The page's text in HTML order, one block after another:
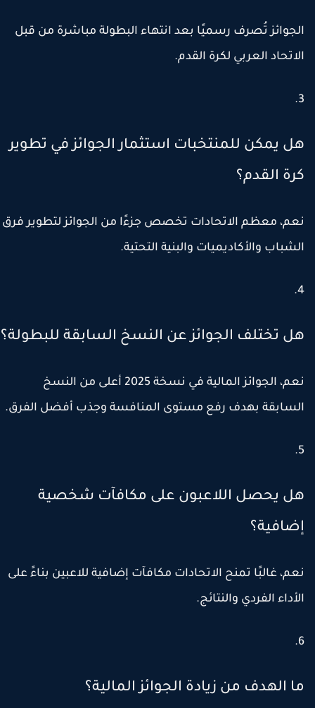
تُصرف رسميًا بعد انتهاء البطولة مباشرة من قبل
العربي لكرة القدم.
يمكن للمنتخبات استثمار الجوائز في تطوير
القدم؟
معظم الاتحادات تخصص جزءًا من الجوائز لتطوير فرق
والأكاديميات والبنية التحتية.
تختلف الجوائز عن النسخ السابقة للبطولة؟
نعم، الجوائز المالية في نسخة 2025 أعلى من النسخ
بهدف رفع مستوى المنافسة وجذب أفضل الفرق.
يحصل اللاعبون على مكافآت شخصية
غالبًا تمنح الاتحادات مكافآت إضافية للاعبين بناءً على
الفردي والنتائج.
الهدف من زيادة الجوائز المالية؟